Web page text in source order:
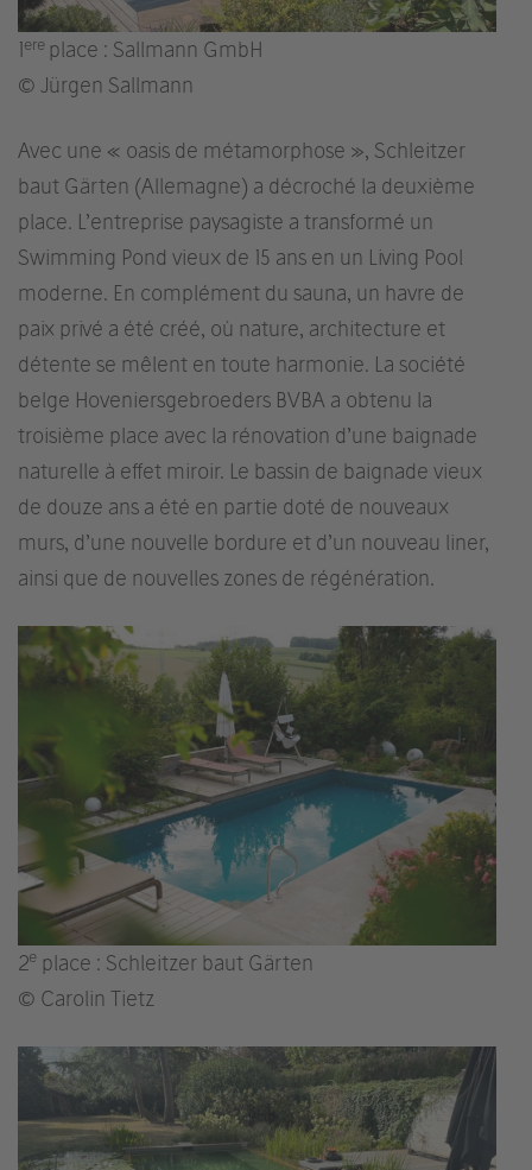
1ere place : Sallmann GmbH
© Jürgen Sallmann
Avec une « oasis de métamorphose », Schleitzer
baut Gärten (Allemagne) a décroché la deuxième
place. L’entreprise paysagiste a transformé un
Swimming Pond vieux de 15 ans en un Living Pool
moderne. En complément du sauna, un havre de
paix privé a été créé, où nature, architecture et
détente se mêlent en toute harmonie. La société
belge Hoveniersgebroeders BVBA a obtenu la
troisième place avec la rénovation d’une baignade
naturelle à effet miroir. Le bassin de baignade vieux
de douze ans a été en partie doté de nouveaux
murs, d’une nouvelle bordure et d’un nouveau liner,
ainsi que de nouvelles zones de régénération.
2e place : Schleitzer baut Gärten
© Carolin Tietz